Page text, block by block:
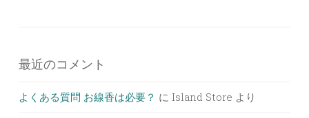
最近のコメント
よくある質問 お線香は必要？ に Island Store より